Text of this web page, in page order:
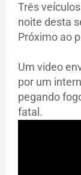
Três
noite desta
Próximo ao
Um video
por um
pegando
fatal.